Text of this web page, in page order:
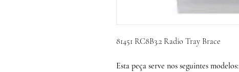
81451 RC8B3.2 Radio Tray Brace
Esta peça serve nos seguintes modelos: